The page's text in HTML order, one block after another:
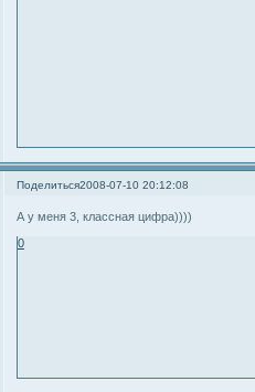
Поделиться2008-07-10 20:12:08
А у меня 3, классная цифра))))
0